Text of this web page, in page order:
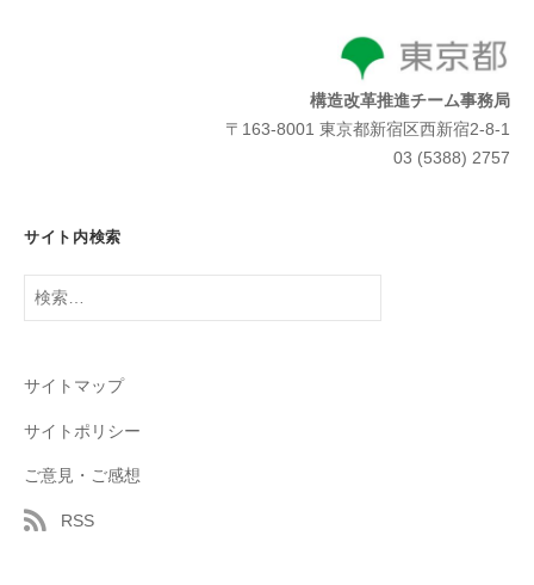
構造改革推進チーム事務局
〒163-8001 東京都新宿区西新宿2-8-1
03 (5388) 2757
サイト内検索
検
サイトマップ
サイトポリシー
ご意見・ご感想
RSS